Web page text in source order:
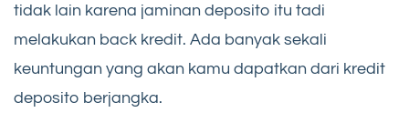
tidak lain karena jaminan deposito itu tadi
melakukan back kredit. Ada banyak sekali
keuntungan yang akan kamu dapatkan dari kredit
deposito berjangka.